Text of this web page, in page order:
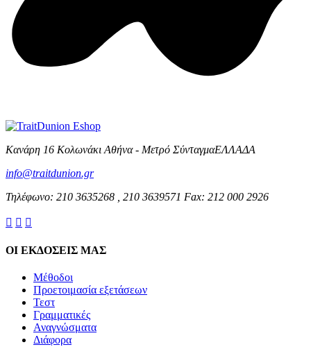
Κανάρη 16 Κολωνάκι Αθήνα - Μετρό ΣύνταγμαΕΛΛΑΔΑ
info@traitdunion.gr
Τηλέφωνο: 210 3635268 , 210 3639571 Fax: 212 000 2926
  
ΟΙ ΕΚΔΟΣΕΙΣ ΜΑΣ
Μέθοδοι
Προετοιμασία εξετάσεων
Τεστ
Γραμματικές
Αναγνώσματα
Διάφορα